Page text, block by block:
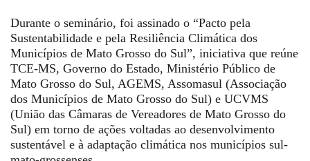
Durante o seminário, foi assinado o “Pacto pela
Sustentabilidade e pela Resiliência Climática dos
Municípios de Mato Grosso do Sul”, iniciativa que reúne
TCE-MS, Governo do Estado, Ministério Público de
Mato Grosso do Sul, AGEMS, Assomasul (Associação
dos Municípios de Mato Grosso do Sul) e UCVMS
(União das Câmaras de Vereadores de Mato Grosso do
Sul) em torno de ações voltadas ao desenvolvimento
sustentável e à adaptação climática nos municípios sul-